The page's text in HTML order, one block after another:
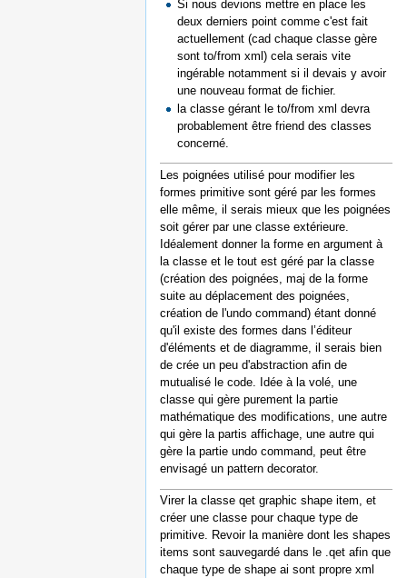
Si nous devions mettre en place les
deux derniers point comme c'est fait
actuellement (cad chaque classe gère
sont to/from xml) cela serais vite
ingérable notamment si il devais y avoir
une nouveau format de fichier.
la classe gérant le to/from xml devra
probablement être friend des classes
concerné.
Les poignées utilisé pour modifier les
formes primitive sont géré par les formes
elle même, il serais mieux que les poignées
soit gérer par une classe extérieure.
Idéalement donner la forme en argument à
la classe et le tout est géré par la classe
(création des poignées, maj de la forme
suite au déplacement des poignées,
création de l'undo command) étant donné
qu'il existe des formes dans l’éditeur
d'éléments et de diagramme, il serais bien
de crée un peu d'abstraction afin de
mutualisé le code. Idée à la volé, une
classe qui gère purement la partie
mathématique des modifications, une autre
qui gère la partis affichage, une autre qui
gère la partie undo command, peut être
envisagé un pattern decorator.
Virer la classe qet graphic shape item, et
créer une classe pour chaque type de
primitive. Revoir la manière dont les shapes
items sont sauvegardé dans le .qet afin que
chaque type de shape ai sont propre xml